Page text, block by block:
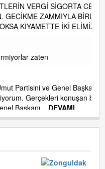
CEZA AFLARI DA
BİRLİKTE GERİ
İKİ ELİMİZ... DEVAMI
Başkanını bir EYT'li
konuşan bir lider tebrik